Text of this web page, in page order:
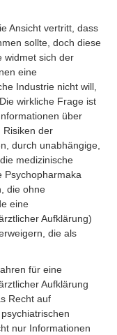
Ansicht vertritt, dass
sollte, doch diese
widmet sich der
eine
Industrie nicht will,
wirkliche Frage ist
über
Risiken der
durch unabhängige,
medizinische
Psychopharmaka
die ohne
eine
Aufklärung)
die als
für eine
Aufklärung
Recht auf
nur Informationen